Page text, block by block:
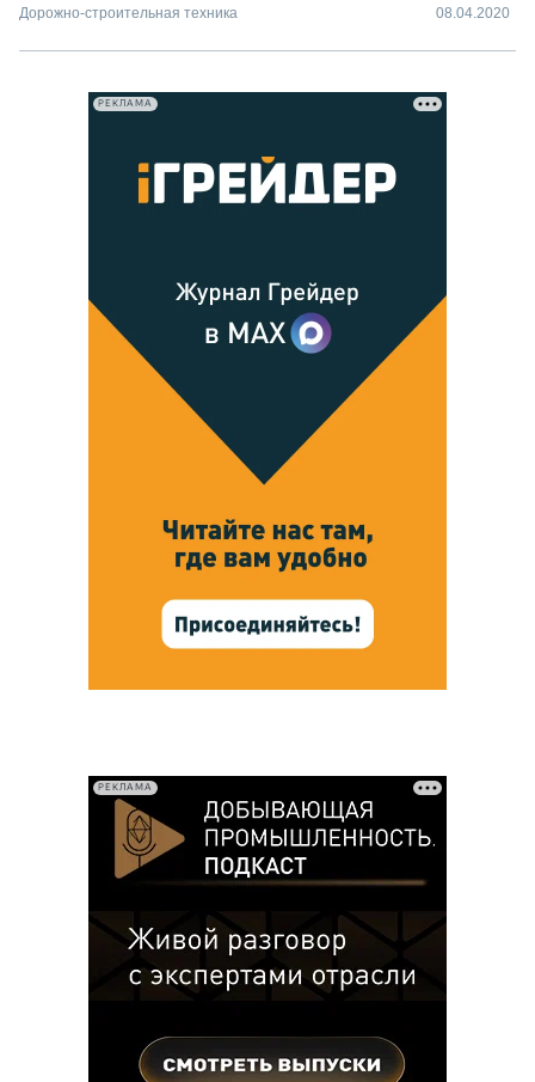
Дорожно-строительная техника 08.04.2020
РЕКЛАМА
РЕКЛАМА